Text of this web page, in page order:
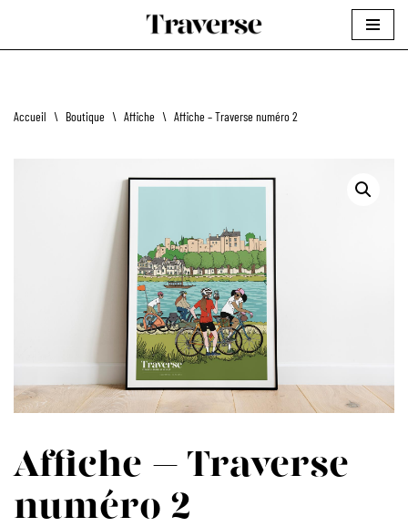
Aller
Accueil \ Boutique \ Affiche \ Affiche – Traverse numéro 2
Affiche – Traverse
numéro 2